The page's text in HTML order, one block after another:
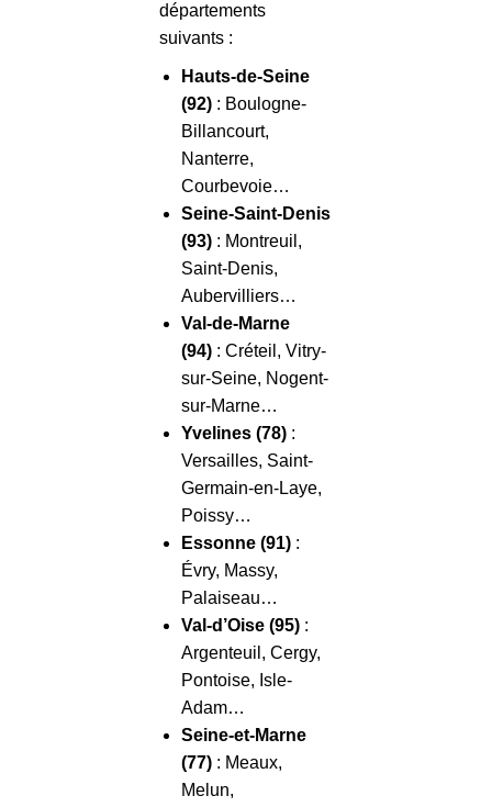
départements
suivants :
Hauts-de-Seine
(92) : Boulogne-
Billancourt,
Nanterre,
Courbevoie…
Seine-Saint-Denis
(93) : Montreuil,
Saint-Denis,
Aubervilliers…
Val-de-Marne
(94) : Créteil, Vitry-
sur-Seine, Nogent-
sur-Marne…
Yvelines (78) :
Versailles, Saint-
Germain-en-Laye,
Poissy…
Essonne (91) :
Évry, Massy,
Palaiseau…
Val-d’Oise (95) :
Argenteuil, Cergy,
Pontoise, Isle-
Adam…
Seine-et-Marne
(77) : Meaux,
Melun,